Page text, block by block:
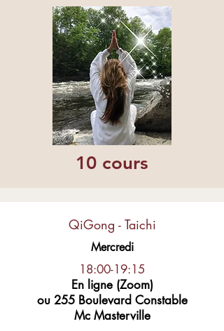
10 cours
QiGong - Taichi
Mercredi
18:00-19:15
En ligne (Zoom)
ou 255 Boulevard Constable
Mc Masterville